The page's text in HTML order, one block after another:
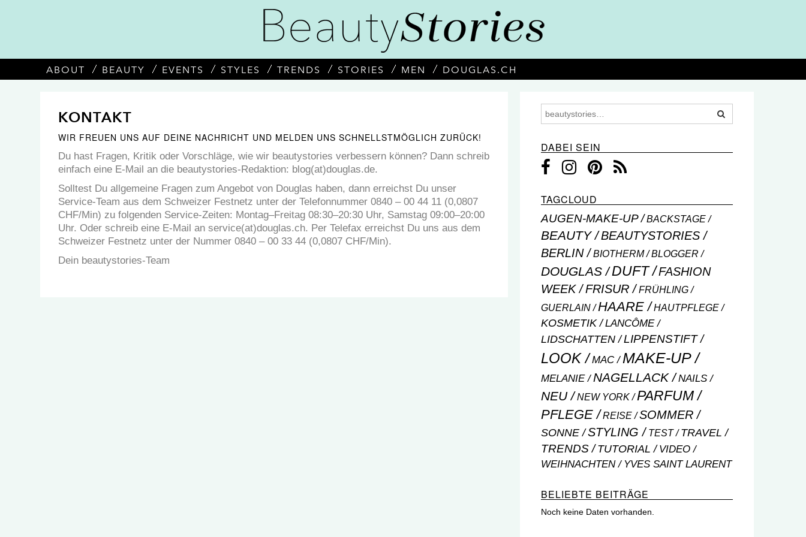
ABOUT BEAUTY EVENTS STYLES TRENDS STORIES MEN DOUGLAS.CH
KONTAKT
WIR FREUEN UNS AUF DEINE NACHRICHT UND MELDEN UNS SCHNELLSTMÖGLICH ZURÜCK!
Du hast Fragen, Kritik oder Vorschläge, wie wir beautystories verbessern können? Dann schreib
einfach eine E-Mail an die beautystories-Redaktion: blog(at)douglas.de.
Solltest Du allgemeine Fragen zum Angebot von Douglas haben, dann erreichst Du unser
Service-Team aus dem Schweizer Festnetz unter der Telefonnummer 0840 – 00 44 11 (0,0807
CHF/Min) zu folgenden Service-Zeiten: Montag–Freitag 08:30–20:30 Uhr, Samstag 09:00–20:00
Uhr. Oder schreib eine E-Mail an service(at)douglas.ch. Per Telefax erreichst Du uns aus dem
Schweizer Festnetz unter der Nummer 0840 – 00 33 44 (0,0807 CHF/Min).
Dein beautystories-Team
DABEI SEIN
TAGCLOUD
AUGEN-MAKE-UP BACKSTAGE
BEAUTY
BEAUTYSTORIES
BERLIN
BIOTHERM BLOGGER
DOUGLAS DUFT
FASHION
WEEK
FRISUR FRÜHLING
GUERLAIN HAARE HAUTPFLEGE
KOSMETIK
LANCÔME
LIDSCHATTEN
LIPPENSTIFT
LOOK MAC MAKE-UP
MELANIE NAGELLACK NAILS
NEU NEW YORK PARFUM
PFLEGE REISE SOMMER
SONNE STYLING TEST TRAVEL
TRENDS TUTORIAL VIDEO
WEIHNACHTEN YVES SAINT LAURENT
BELIEBTE BEITRÄGE
Noch keine Daten vorhanden.